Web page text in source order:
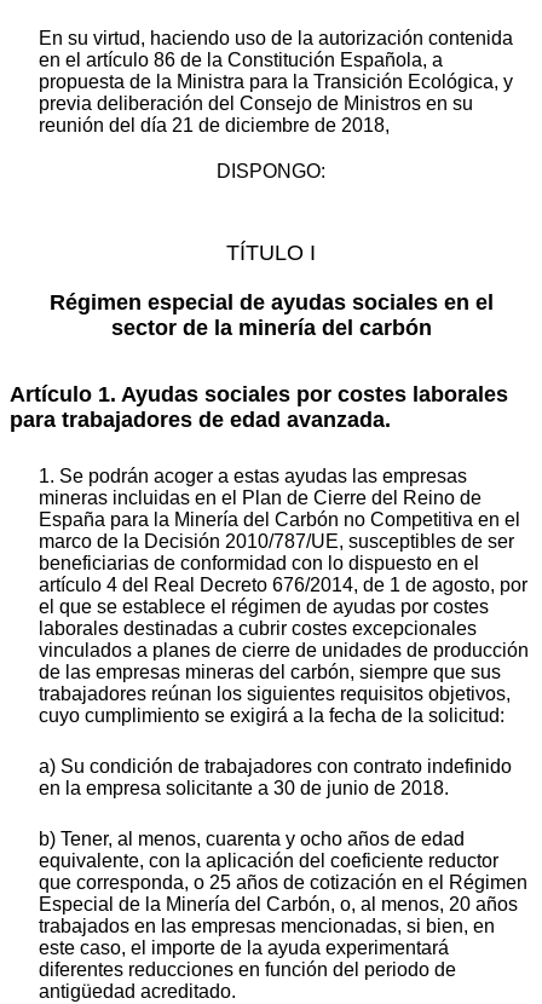
En su virtud, haciendo uso de la autorización contenida
en el artículo 86 de la Constitución Española, a
propuesta de la Ministra para la Transición Ecológica, y
previa deliberación del Consejo de Ministros en su
reunión del día 21 de diciembre de 2018,
DISPONGO:
TÍTULO I
Régimen especial de ayudas sociales en el
sector de la minería del carbón
Artículo 1. Ayudas sociales por costes laborales
para trabajadores de edad avanzada.
1. Se podrán acoger a estas ayudas las empresas
mineras incluidas en el Plan de Cierre del Reino de
España para la Minería del Carbón no Competitiva en el
marco de la Decisión 2010/787/UE, susceptibles de ser
beneficiarias de conformidad con lo dispuesto en el
artículo 4 del Real Decreto 676/2014, de 1 de agosto, por
el que se establece el régimen de ayudas por costes
laborales destinadas a cubrir costes excepcionales
vinculados a planes de cierre de unidades de producción
de las empresas mineras del carbón, siempre que sus
trabajadores reúnan los siguientes requisitos objetivos,
cuyo cumplimiento se exigirá a la fecha de la solicitud:
a) Su condición de trabajadores con contrato indefinido
en la empresa solicitante a 30 de junio de 2018.
b) Tener, al menos, cuarenta y ocho años de edad
equivalente, con la aplicación del coeficiente reductor
que corresponda, o 25 años de cotización en el Régimen
Especial de la Minería del Carbón, o, al menos, 20 años
trabajados en las empresas mencionadas, si bien, en
este caso, el importe de la ayuda experimentará
diferentes reducciones en función del periodo de
antigüedad acreditado.